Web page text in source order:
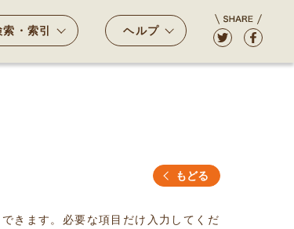
索・索引 ヘルプ
もどる
きます。必要な項目だけ入力してくだ